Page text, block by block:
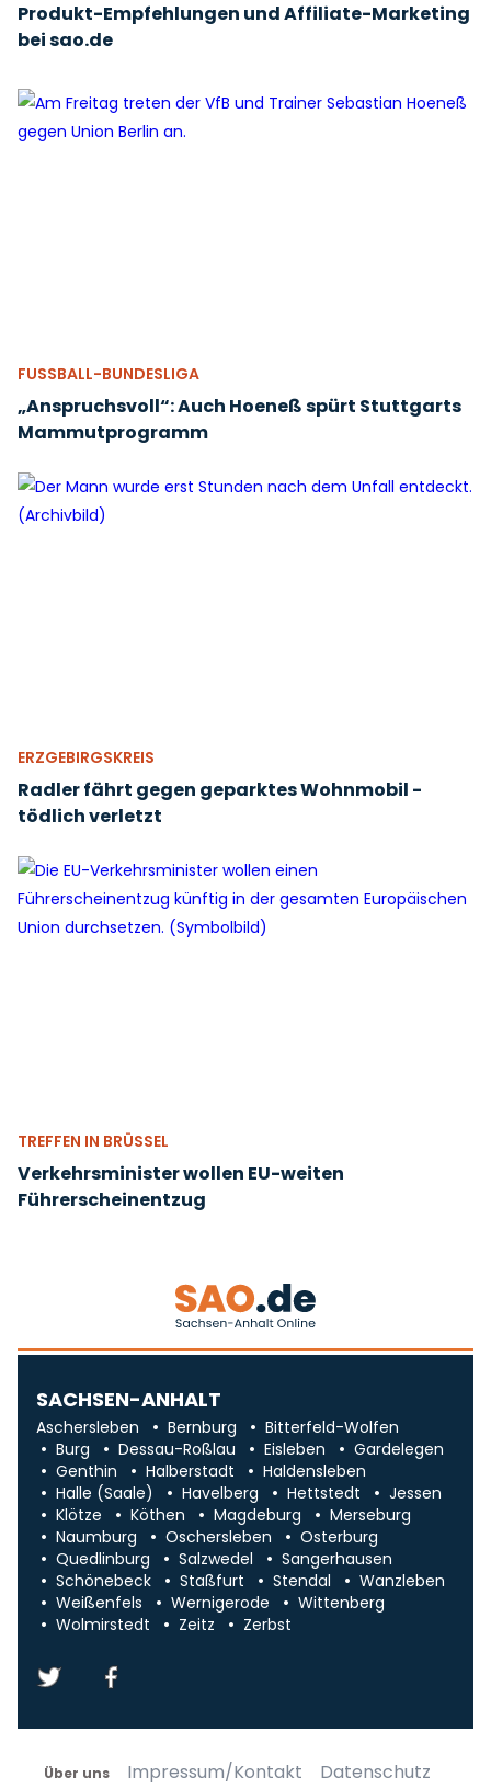
Produkt-Empfehlungen und Affiliate-Marketing
bei sao.de
FUSSBALL-BUNDESLIGA
„Anspruchsvoll“: Auch Hoeneß spürt Stuttgarts
Mammutprogramm
ERZGEBIRGSKREIS
Radler fährt gegen geparktes Wohnmobil -
tödlich verletzt
TREFFEN IN BRÜSSEL
Verkehrsminister wollen EU-weiten
Führerscheinentzug
SACHSEN-ANHALT
Aschersleben Bernburg
Bitterfeld-Wolfen
Burg
Dessau-Roßlau Eisleben
Gardelegen
Genthin
Halberstadt
Haldensleben
Halle (Saale)
Havelberg Hettstedt
Jessen
Klötze
Köthen Magdeburg
Merseburg
Naumburg
Oschersleben
Osterburg
Quedlinburg
Salzwedel
Sangerhausen
Schönebeck
Staßfurt Stendal
Wanzleben
Weißenfels
Wernigerode
Wittenberg
Wolmirstedt
Zeitz Zerbst
Über uns Impressum/Kontakt Datenschutz